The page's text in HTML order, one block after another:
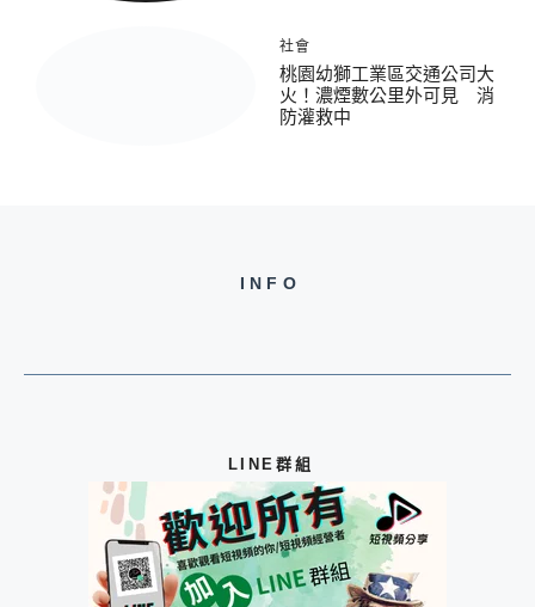
社會
桃園幼獅工業區交通公司大
火！濃煙數公里外可見 消
防灌救中
INFO
LINE群組